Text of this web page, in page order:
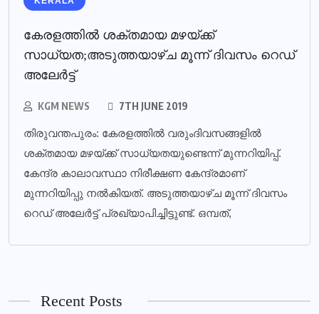
കേരളത്തില്‍ ശക്തമായ മഴയ്ക്ക്
സാധ്യത;അടുത്തയാഴ്ച മൂന്ന് ദിവസം റെഡ്
അലേര്‍ട്ട്
KGM NEWS 7TH JUNE 2019
തിരുവന്തപുരം: കേരളത്തില്‍ വരുംദിവസങ്ങളില്‍
ശക്തമായ മഴയ്ക്ക് സാധ്യതയുണ്ടെന്ന് മുന്നറിയിപ്പ്.
കേന്ദ്ര കാലാവസ്ഥാ നിരീക്ഷണ കേന്ദ്രമാണ്
മുന്നറിയിപ്പു നല്‍കിയത്. അടുത്തയാഴ്ച മൂന്ന് ദിവസം
റെഡ് അലേര്‍ട്ട് പ്രഖ്യാപിച്ചിട്ടുണ്ട്. ഒമ്പത്,
Recent Posts